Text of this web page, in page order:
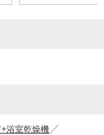
浴室乾燥機